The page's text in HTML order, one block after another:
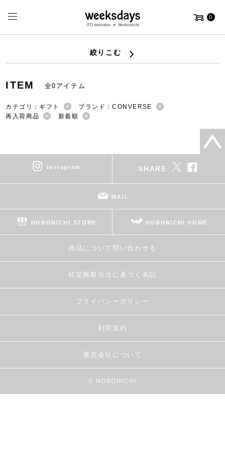
0
絞りこむ
ITEM 全0アイテム
カテゴリ：ギフト
ブランド：CONVERSE
再入荷商品
新着順
instagram SHARE
MAIL
HOBONICHI STORE HOBONICHI HOME
商品について問い合わせる
特定商取引法に基づく表記
プライバシーポリシー
利用規約
運営会社について
© HOBONICHI